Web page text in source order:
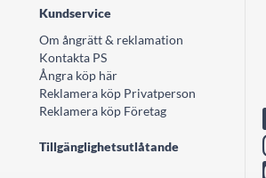
Kundservice
Om ångrätt & reklamation
Kontakta PS
Ångra köp här
Reklamera köp Privatperson
Reklamera köp Företag
Tillgänglighetsutlåtande